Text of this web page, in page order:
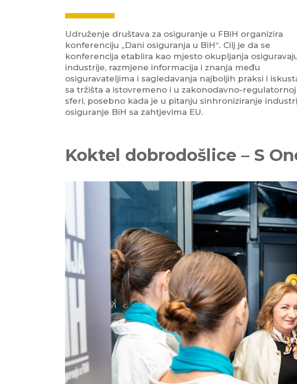
Udruženje društava za osiguranje u FBiH organizira
konferenciju „Dani osiguranja u BiH“. Cilj je da se
konferencija etablira kao mjesto okupljanja
industrije, razmjene informacija i znanja među
osiguravateljima i sagledavanja najboljih praksi i
sa tržišta a istovremeno i u zakonodavno-regulatornoj
sferi, posebno kada je u pitanju sinhroniziranje
osiguranje BiH sa zahtjevima EU.
Koktel dobrodošlice – S